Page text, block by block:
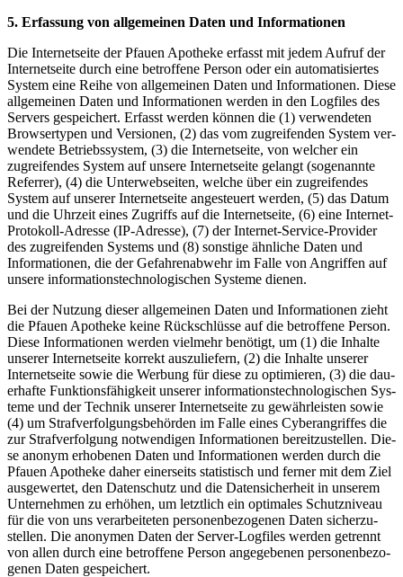
5. Erfas­sung von all­ge­mei­nen Daten und Informationen
Die Inter­net­sei­te der Pfau­en Apo­the­ke erfasst mit jedem Auf­ruf der
Inter­net­sei­te durch eine betrof­fe­ne Per­son oder ein auto­ma­ti­sier­tes
Sys­tem eine Rei­he von all­ge­mei­nen Daten und Infor­ma­tio­nen. Die­se
all­ge­mei­nen Daten und Infor­ma­tio­nen wer­den in den Log­files des
Ser­vers gespei­chert. Erfasst wer­den kön­nen die (1) ver­wen­de­ten
Brow­ser­ty­pen und Ver­sio­nen, (2) das vom zugrei­fen­den Sys­tem ver­
wen­de­te Betriebs­sys­tem, (3) die Inter­net­sei­te, von wel­cher ein
zugrei­fen­des Sys­tem auf unse­re Inter­net­sei­te gelangt (soge­nann­te
Refer­rer), (4) die Unter­web­sei­ten, wel­che über ein zugrei­fen­des
Sys­tem auf unse­rer Inter­net­sei­te ange­steu­ert wer­den, (5) das Datum
und die Uhr­zeit eines Zugriffs auf die Inter­net­sei­te, (6) eine Inter­net-
Pro­to­koll-Adres­se (IP-Adres­se), (7) der Inter­net-Ser­vice-Pro­vi­der
des zugrei­fen­den Sys­tems und (8) sons­ti­ge ähn­li­che Daten und
Infor­ma­tio­nen, die der Gefah­ren­ab­wehr im Fal­le von Angrif­fen auf
unse­re infor­ma­ti­ons­tech­no­lo­gi­schen Sys­te­me dienen.
Bei der Nut­zung die­ser all­ge­mei­nen Daten und Infor­ma­tio­nen zieht
die Pfau­en Apo­the­ke kei­ne Rück­schlüs­se auf die betrof­fe­ne Per­son.
Die­se Infor­ma­tio­nen wer­den viel­mehr benö­tigt, um (1) die Inhal­te
unse­rer Inter­net­sei­te kor­rekt aus­zu­lie­fern, (2) die Inhal­te unse­rer
Inter­net­sei­te sowie die Wer­bung für die­se zu opti­mie­ren, (3) die dau­
er­haf­te Funk­ti­ons­fä­hig­keit unse­rer infor­ma­ti­ons­tech­no­lo­gi­schen Sys­
te­me und der Tech­nik unse­rer Inter­net­sei­te zu gewähr­leis­ten sowie
(4) um Straf­ver­fol­gungs­be­hör­den im Fal­le eines Cyber­an­grif­fes die
zur Straf­ver­fol­gung not­wen­di­gen Infor­ma­tio­nen bereit­zu­stel­len. Die­
se anonym erho­be­nen Daten und Infor­ma­tio­nen wer­den durch die
Pfau­en Apo­the­ke daher einer­seits sta­tis­tisch und fer­ner mit dem Ziel
aus­ge­wer­tet, den Daten­schutz und die Daten­si­cher­heit in unse­rem
Unter­neh­men zu erhö­hen, um letzt­lich ein opti­ma­les Schutz­ni­veau
für die von uns ver­ar­bei­te­ten per­so­nen­be­zo­ge­nen Daten sicher­zu­
stel­len. Die anony­men Daten der Ser­ver-Log­files wer­den getrennt
von allen durch eine betrof­fe­ne Per­son ange­ge­be­nen per­so­nen­be­zo­
ge­nen Daten gespeichert.